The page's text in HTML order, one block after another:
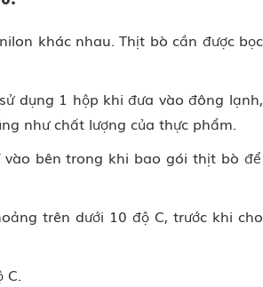
khác nhau. Thịt bò cần được
dụng 1 hộp khi đưa vào đông
như chất lượng của thực phẩm.
bên trong khi bao gói thịt bò
trên dưới 10 độ C, trước khi
C.